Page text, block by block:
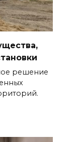
решение